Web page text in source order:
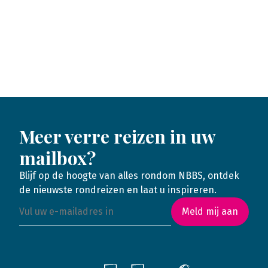
Meer verre reizen in uw
mailbox?
Blijf op de hoogte van alles rondom NBBS, ontdek
de nieuwste rondreizen en laat u inspireren.
Meld mij aan